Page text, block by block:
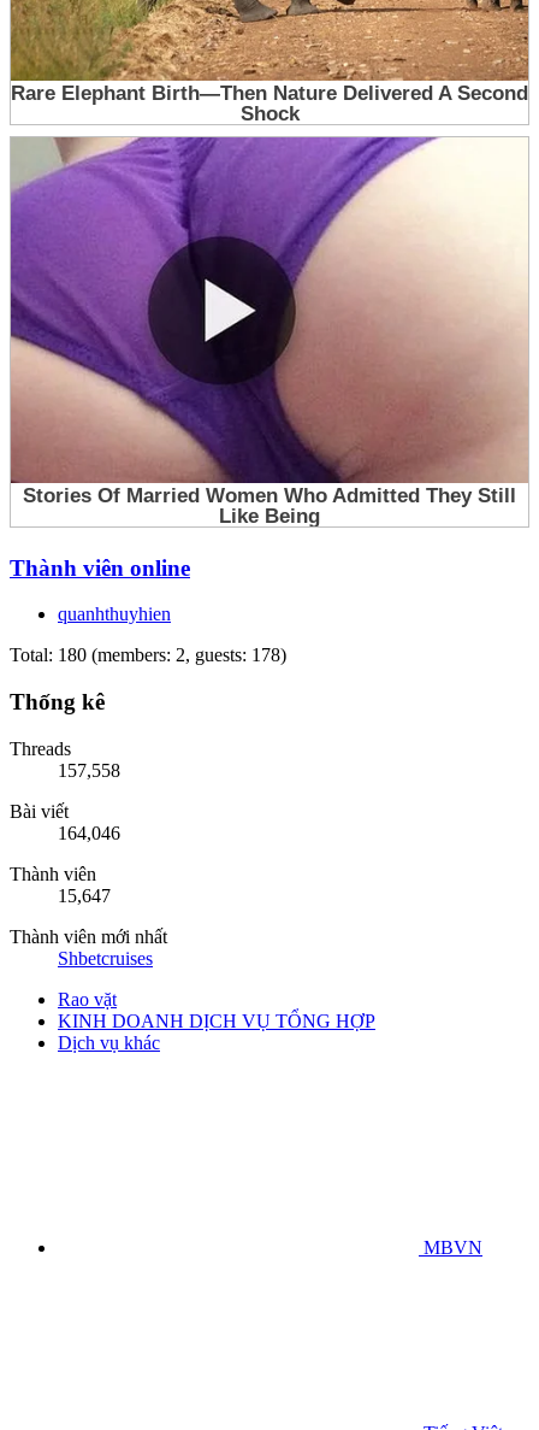
Thành viên online
quanhthuyhien
Total: 180 (members: 2, guests: 178)
Thống kê
Threads
157,558
Bài viết
164,046
Thành viên
15,647
Thành viên mới nhất
Shbetcruises
Rao vặt
KINH DOANH DỊCH VỤ TỔNG HỢP
Dịch vụ khác
MBVN